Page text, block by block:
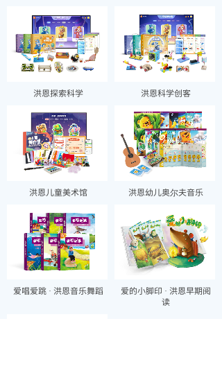
洪恩探索科学 洪恩科学创客
洪恩儿童美术馆 洪恩幼儿奥尔夫音乐
爱唱爱跳 · 洪恩音乐舞蹈
爱的小脚印 · 洪恩早期阅
读